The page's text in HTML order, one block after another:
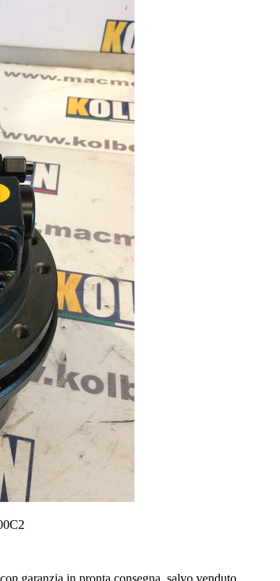
garanzia in pronta consegna, salvo venduto.